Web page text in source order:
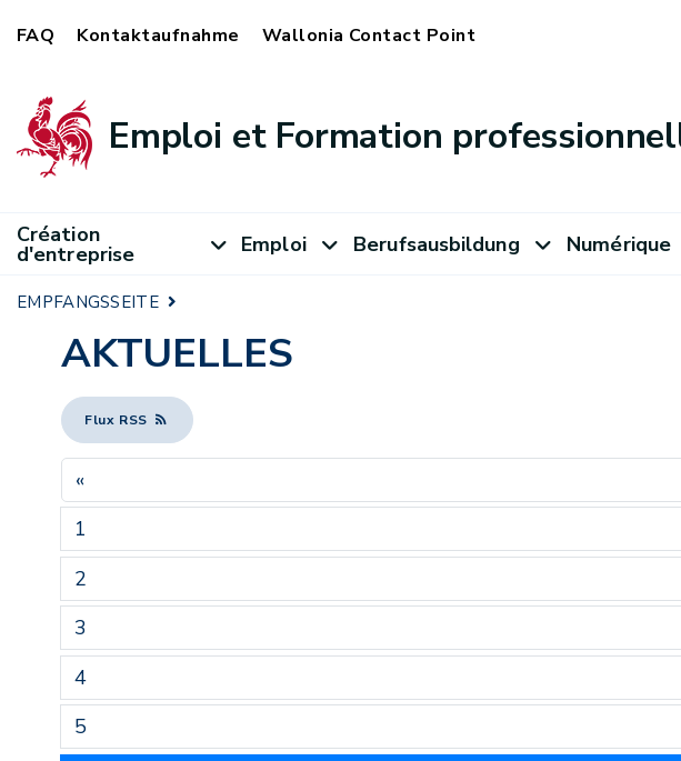
FAQ Kontaktaufnahme Wallonia Contact Point
Emploi et Formation
Création
d'entreprise Emploi Berufsausbildung Numérique
EMPFANGSSEITE
AKTUELLES
Flux RSS
«
1
2
3
4
5